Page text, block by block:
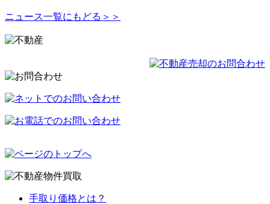
ニュース一覧にもどる＞＞
手取り価格とは？